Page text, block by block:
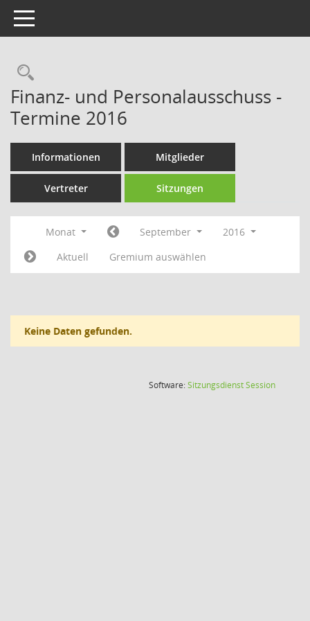
Toggle navigation
Rechercheauswahl
Finanz- und Personalausschuss -
Termine 2016
Informationen Mitglieder
Vertreter Sitzungen
Monat September
2016
Aktuell
Gremium auswählen
Keine Daten gefunden.
Software:SitzungsdienstSession(Wird in